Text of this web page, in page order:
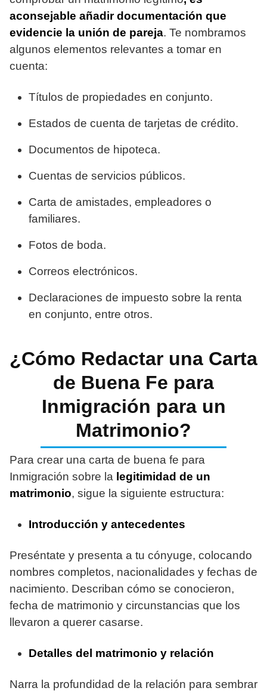
aconsejable añadir documentación que
evidencie la unión de pareja. Te nombramos
algunos elementos relevantes a tomar en
cuenta:
Títulos de propiedades en conjunto.
Estados de cuenta de tarjetas de crédito.
Documentos de hipoteca.
Cuentas de servicios públicos.
Carta de amistades, empleadores o
familiares.
Fotos de boda.
Correos electrónicos.
Declaraciones de impuesto sobre la renta
en conjunto, entre otros.
¿Cómo Redactar una Carta
de Buena Fe para
Inmigración para un
Matrimonio?
Para crear una carta de buena fe para
Inmigración sobre la legitimidad de un
matrimonio, sigue la siguiente estructura:
Introducción y antecedentes
Preséntate y presenta a tu cónyuge, colocando
nombres completos, nacionalidades y fechas de
nacimiento. Describan cómo se conocieron,
fecha de matrimonio y circunstancias que los
llevaron a querer casarse.
Detalles del matrimonio y relación
Narra la profundidad de la relación para sembrar